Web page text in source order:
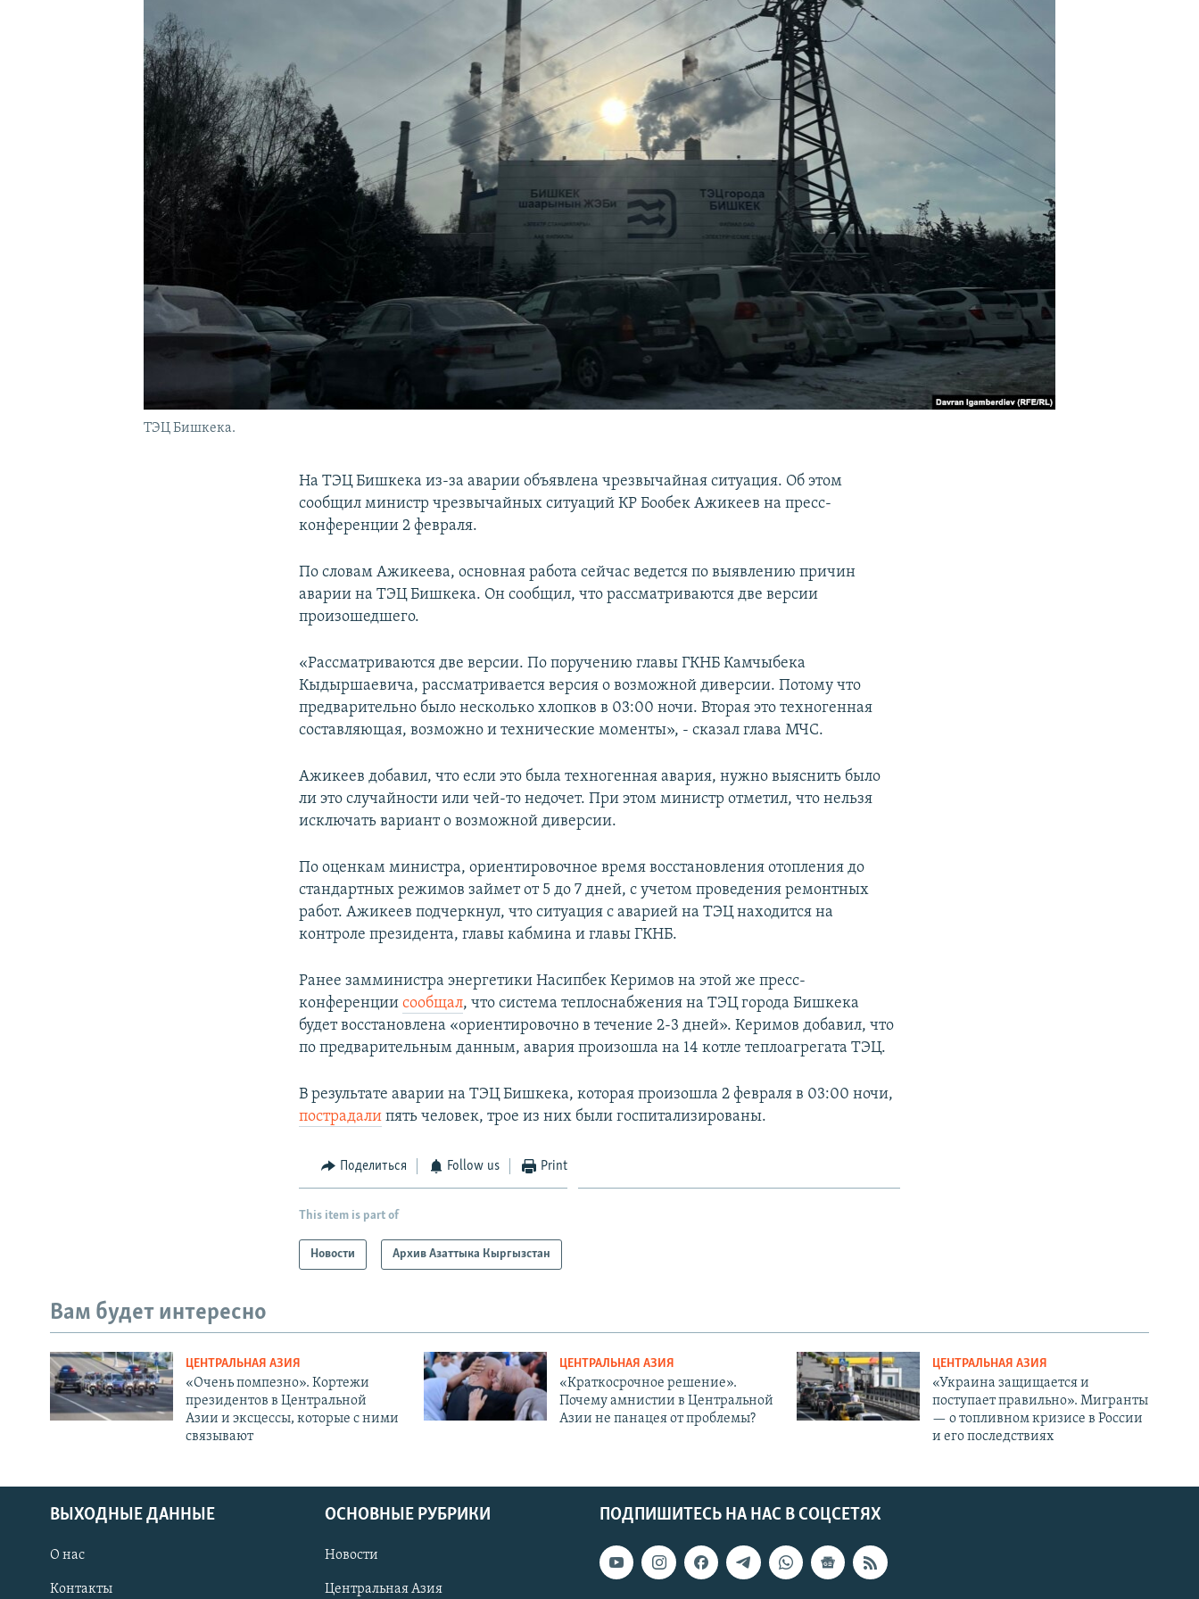
ТЭЦ Бишкека.
На ТЭЦ Бишкека из-за аварии объявлена чрезвычайная ситуация. Об этом
сообщил министр чрезвычайных ситуаций КР Бообек Ажикеев на пресс-
конференции 2 февраля.
По словам Ажикеева, основная работа сейчас ведется по выявлению причин
аварии на ТЭЦ Бишкека. Он сообщил, что рассматриваются две версии
произошедшего.
«Рассматриваются две версии. По поручению главы ГКНБ Камчыбека
Кыдыршаевича, рассматривается версия о возможной диверсии. Потому что
предварительно было несколько хлопков в 03:00 ночи. Вторая это техногенная
составляющая, возможно и технические моменты», - сказал глава МЧС.
Ажикеев добавил, что если это была техногенная авария, нужно выяснить было
ли это случайности или чей-то недочет. При этом министр отметил, что нельзя
исключать вариант о возможной диверсии.
По оценкам министра, ориентировочное время восстановления отопления до
стандартных режимов займет от 5 до 7 дней, с учетом проведения ремонтных
работ. Ажикеев подчеркнул, что ситуация с аварией на ТЭЦ находится на
контроле президента, главы кабмина и главы ГКНБ.
Ранее замминистра энергетики Насипбек Керимов на этой же пресс-
конференциисообщал, что система теплоснабжения на ТЭЦ города Бишкека
будет восстановлена «ориентировочно в течение 2-3 дней». Керимов добавил, что
по предварительным данным, авария произошла на 14 котле теплоагрегата ТЭЦ.
В результате аварии на ТЭЦ Бишкека, которая произошла 2 февраля в 03:00 ночи,
пострадали пять человек, трое из них были госпитализированы.
Поделиться Follow us Print
This item is part of
Новости Архив Азаттыка Кыргызстан
Вам будет интересно
ЦЕНТРАЛЬНАЯ АЗИЯ
«Очень помпезно». Кортежи
президентов в Центральной
Азии и эксцессы, которые с ними
связывают
ЦЕНТРАЛЬНАЯ АЗИЯ
«Краткосрочное решение».
Почему амнистии в Центральной
Азии не панацея от проблемы?
ЦЕНТРАЛЬНАЯ АЗИЯ
«Украина защищается и
поступает правильно». Мигранты
— о топливном кризисе в России
и его последствиях
ПОДПИШИТЕСЬ НА НАС В СОЦСЕТЯХ
ВЫХОДНЫЕ ДАННЫЕ
О нас
Контакты
ОСНОВНЫЕ РУБРИКИ
Новости
Центральная Азия